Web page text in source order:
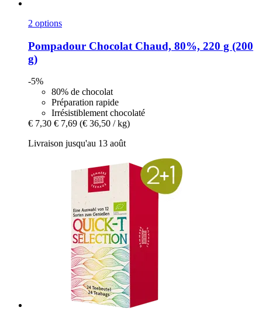
2 options
Pompadour Chocolat Chaud, 80%, 220 g (200
g)
-5%
80% de chocolat
Préparation rapide
Irrésistiblement chocolaté
€ 7,30 € 7,69 (€ 36,50 / kg)
Livraison jusqu'au 13 août